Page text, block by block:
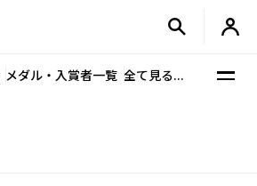
メダル・入賞者一覧 全て見る...